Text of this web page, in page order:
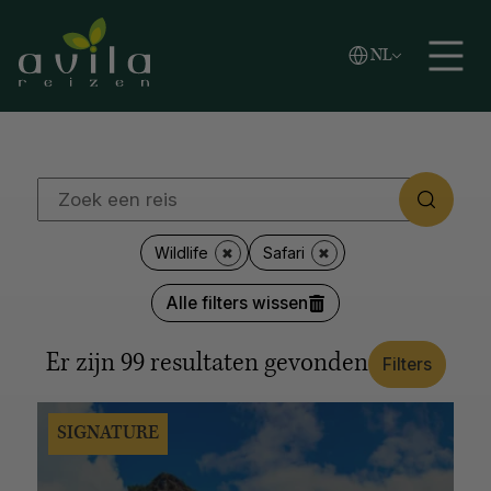
Zoeken
NL
Vlaams
English
REGIO'S
Oceanië
Poolgebied
LANDEN
Kroatië Canada
Verenigde Staten
Thailand Zuid-Afrika
Botswana
IJsland
Colombia
Tanzania
Alle opties tonen
Wildlife Safari
Alle filters wissen
Er zijn 99 resultaten gevonden Filters
SIGNATURE